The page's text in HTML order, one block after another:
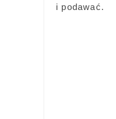
i podawać.